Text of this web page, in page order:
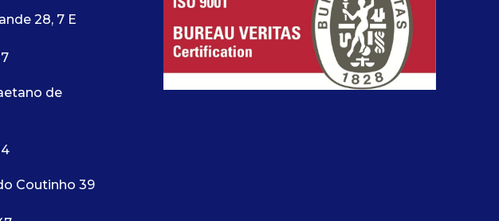
28, 7 E
837
de
Coutinho 39